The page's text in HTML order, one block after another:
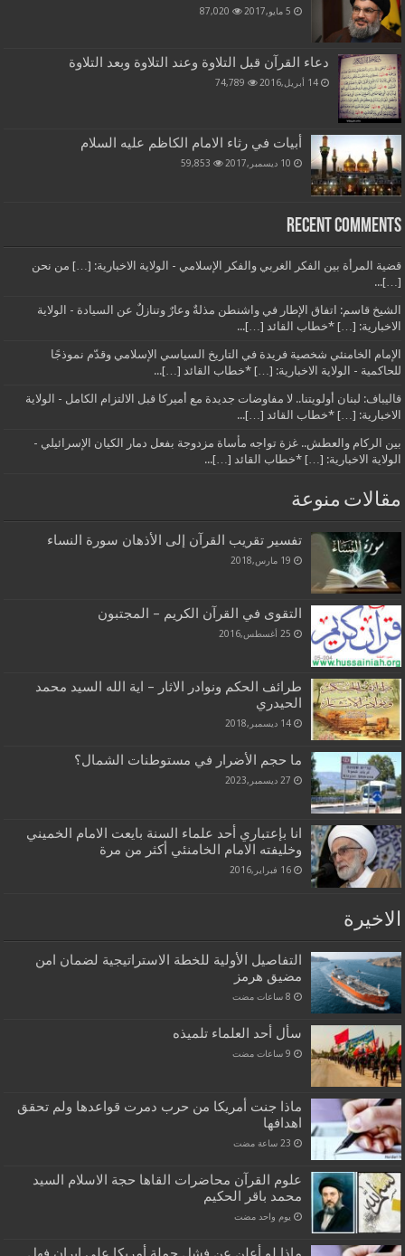
5 مايو,2017 87,020
دعاء القرآن قبل التلاوة وعند التلاوة وبعد التلاوة
14 أبريل,2016 74,789
أبيات في رثاء الامام الكاظم عليه السلام
10 ديسمبر,2017 59,853
Recent Comments
قضية المرأة بين الفكر الغربي والفكر الإسلامي - الولاية الاخبارية: […] من نحن
[…]...
الشيخ قاسم: اتفاق الإطار في واشنطن مذلةٌ وعارٌ وتنازلٌ عن السيادة - الولاية
الاخبارية: […] *خطاب القائد […]...
الإمام الخامنئي شخصية فريدة في التاريخ السياسي الإسلامي وقدّم نموذجًا
للحاكمية - الولاية الاخبارية: […] *خطاب القائد […]...
قاليباف: لبنان أولويتنا.. لا مفاوضات جديدة مع أميركا قبل الالتزام الكامل - الولاية
الاخبارية: […] *خطاب القائد […]...
بين الركام والعطش.. غزة تواجه مأساة مزدوجة بفعل دمار الكيان الإسرائيلي -
الولاية الاخبارية: […] *خطاب القائد […]...
مقالات منوعة
تفسير تقريب القرآن إلى الأذهان سورة النساء
19 مارس,2018
التقوى في القرآن الكريم – المجتبون
25 أغسطس,2016
طرائف الحكم ونوادر الاثار – اية الله السيد محمد
الحيدري
14 ديسمبر,2018
ما حجم الأضرار في مستوطنات الشمال؟
27 ديسمبر,2023
انا بإعتباري أحد علماء السنة بايعت الامام الخميني
وخليفته الامام الخامنئي أكثر من مرة
16 فبراير,2016
الاخيرة
التفاصيل الأولية للخطة الاستراتيجية لضمان امن
مضيق هرمز
سأل أحد العلماء تلميذه
ماذا جنت أمريكا من حرب دمرت قواعدها ولم تحقق
اهدافها
علوم القرآن محاضرات القاها حجة الاسلام السيد
محمد باقر الحكيم
‏يوم واحد مضت